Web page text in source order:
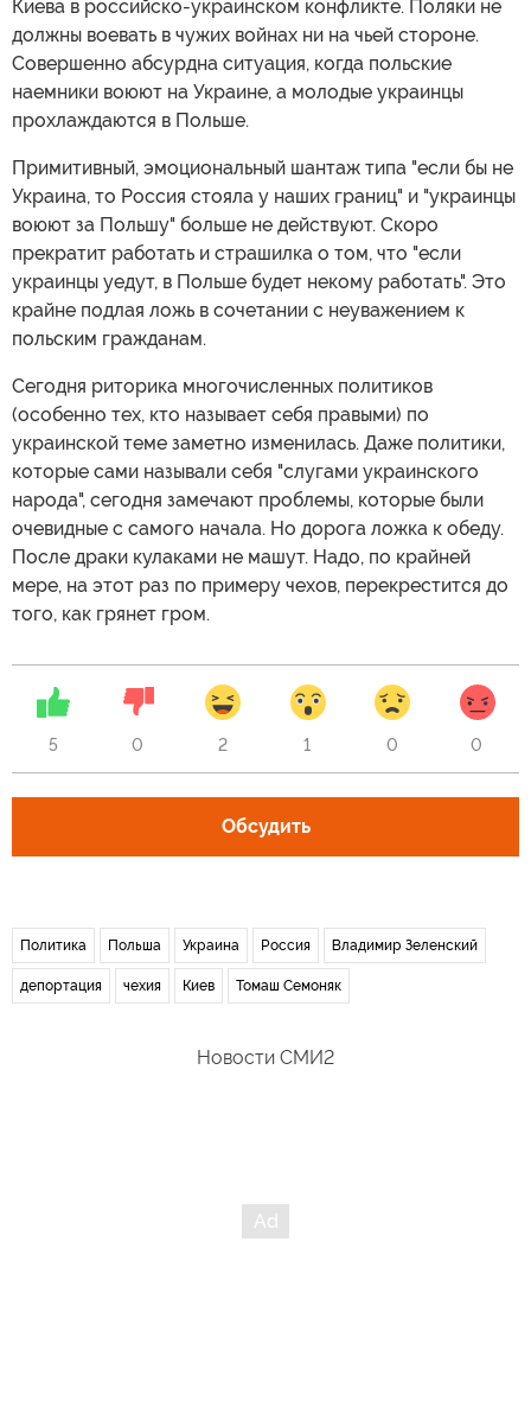
Киева в российско-украинском конфликте. Поляки не
должны воевать в чужих войнах ни на чьей стороне.
Совершенно абсурдна ситуация, когда польские
наемники воюют на Украине, а молодые украинцы
прохлаждаются в Польше.
Примитивный, эмоциональный шантаж типа "если бы не
Украина, то Россия стояла у наших границ" и "украинцы
воюют за Польшу" больше не действуют. Скоро
прекратит работать и страшилка о том, что "если
украинцы уедут, в Польше будет некому работать". Это
крайне подлая ложь в сочетании с неуважением к
польским гражданам.
Сегодня риторика многочисленных политиков
(особенно тех, кто называет себя правыми) по
украинской теме заметно изменилась. Даже политики,
которые сами называли себя "слугами украинского
народа", сегодня замечают проблемы, которые были
очевидные с самого начала. Но дорога ложка к обеду.
После драки кулаками не машут. Надо, по крайней
мере, на этот раз по примеру чехов, перекрестится до
того, как грянет гром.
5 0 2 1 0 0
Обсудить
Политика Польша Украина Россия Владимир Зеленский
депортация чехия Киев Томаш Семоняк
Новости СМИ2